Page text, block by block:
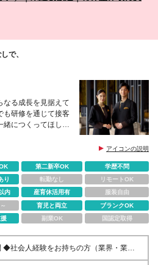
京都新宿区西新宿6-3-
で、
なる成長を見据えて
も研修を通じて接客
緒につくってほしい
アイコンの説明
第二新卒OK
学歴不問
り 転勤なし
リモートOK
内 産育休活用有
服装自由
育児と両立
ブランクOK
副業OK 国認定取得
社会人経験をお持ちの方（業界・業
大歓迎です） ◆ホスピタリティが求め